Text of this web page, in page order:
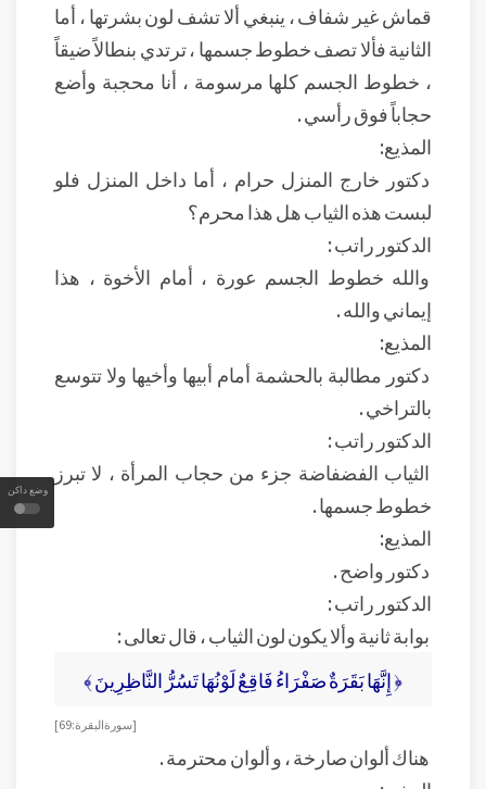
وضع داكن
قماش غير شفاف ، ينبغي ألا تشف لون بشرتها ، أما
الثانية فألا تصف خطوط جسمها ، ترتدي بنطالاً ضيقاً
، خطوط الجسم كلها مرسومة ، أنا محجبة وأضع
حجاباً فوق رأسي .
المذيع:
دكتور خارج المنزل حرام ، أما داخل المنزل فلو
لبست هذه الثياب هل هذا محرم؟
الدكتور راتب :
والله خطوط الجسم عورة ، أمام الأخوة ، هذا
إيماني والله .
المذيع:
دكتور مطالبة بالحشمة أمام أبيها وأخيها ولا تتوسع
بالتراخي .
الدكتور راتب :
الثياب الفضفاضة جزء من حجاب المرأة ، لا تبرز
خطوط جسمها .
المذيع:
دكتور واضح .
الدكتور راتب :
بوابة ثانية وألا يكون لون الثياب ، قال تعالى :
﴿ إِنَّهَا بَقَرَةٌ صَفْرَاءُ فَاقِعٌ لَوْنُهَا تَسُرُّ النَّاظِرِينَ ﴾
[ سورة البقرة : 69]
هناك ألوان صارخة ، و ألوان محترمة .